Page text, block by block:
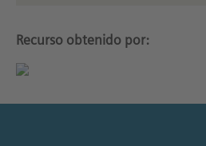
Recurso obtenido por: